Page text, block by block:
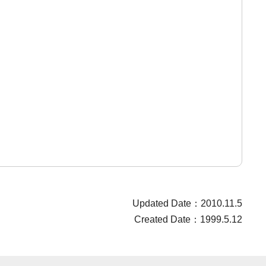
Updated Date：2010.11.5
Created Date：1999.5.12